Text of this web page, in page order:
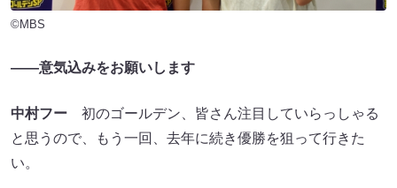
©MBS
――意気込みをお願いします
中村フー 初のゴールデン、皆さん注目していらっしゃる
と思うので、もう一回、去年に続き優勝を狙って行きた
い。